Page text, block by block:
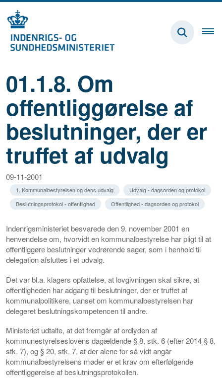
01.1.8. Om
offentliggørelse af
beslutninger, der er
truffet af udvalg
09-11-2001
1. Kommunalbestyrelsen og dens udvalg
Udvalg - dagsorden og protokol
Beslutningsprotokol - offentlighed
Offentlighed - dagsorden og protokol
Indenrigsministeriet besvarede den 9. november 2001 en
henvendelse om, hvorvidt en kommunalbestyrelse har pligt til at
offentliggøre beslutninger vedrørende sager, som i henhold til
delegation afsluttes i et udvalg.
Det var bl.a. klagers opfattelse, at lovgivningen skal sikre, at
offentligheden har adgang til beslutninger, der er truffet af
kommunalpolitikere, uanset om kommunalbestyrelsen har
delegeret beslutningskompetencen til andre.
Ministeriet udtalte, at det fremgår af ordlyden af
kommunestyrelseslovens dagældende § 8, stk. 6 (efter 2014 § 8,
stk. 7), og § 20, stk. 7, at der alene for så vidt angår
kommunalbestyrelsens møder er et krav om efterfølgende
offentliggørelse af beslutningsprotokollen.